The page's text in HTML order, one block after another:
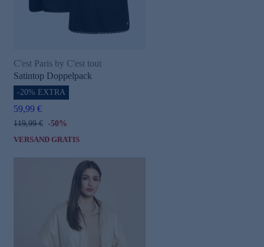
C'est Paris by C'est tout
Satintop Doppelpack
-20% EXTRA
59,99 €
119,99 € -50%
VERSAND GRATIS